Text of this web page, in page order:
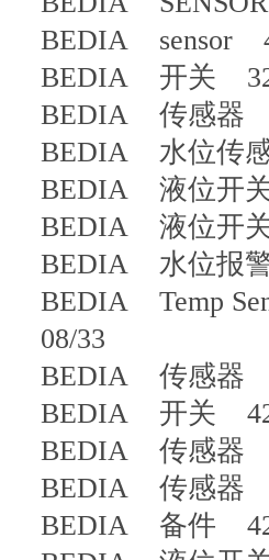
BEDIA sensor
BEDIA 开关
BEDIA 传感器
BEDIA 水位传
BEDIA 液位开
BEDIA 液位开关
BEDIA 水位报
BEDIA Temp
08/33
BEDIA 传感器
BEDIA 开关
BEDIA 传感器
BEDIA 传感器
BEDIA 备件